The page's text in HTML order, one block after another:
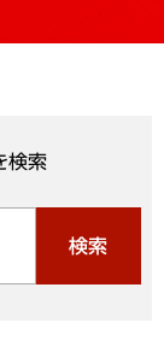
検索
検索